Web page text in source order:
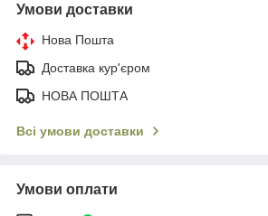
Умови доставки
Нова Пошта
Доставка кур'єром
НОВА ПОШТА
Всі умови доставки
Умови оплати